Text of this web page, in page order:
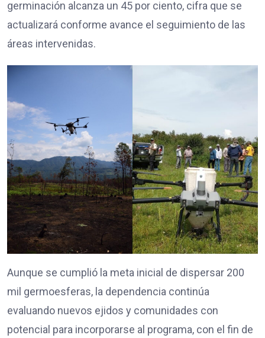
germinación alcanza un 45 por ciento, cifra que se
actualizará conforme avance el seguimiento de las
áreas intervenidas.
Aunque se cumplió la meta inicial de dispersar 200
mil germoesferas, la dependencia continúa
evaluando nuevos ejidos y comunidades con
potencial para incorporarse al programa, con el fin de